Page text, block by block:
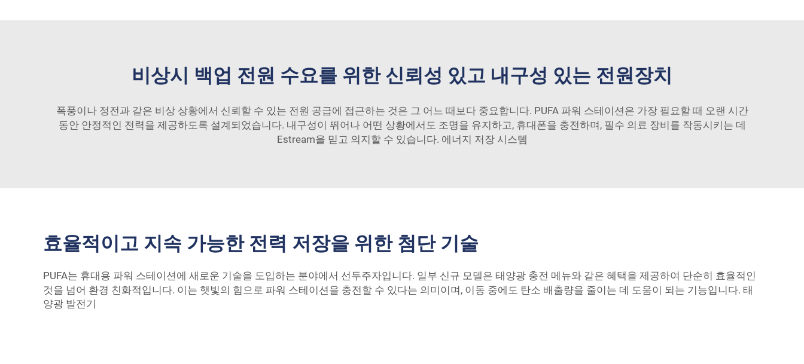
비상시 백업 전원 수요를 위한 신뢰성 있고 내구성 있는 전원장치
폭풍이나 정전과 같은 비상 상황에서 신뢰할 수 있는 전원 공급에 접근하는 것은 그 어느 때보다 중요합니다. PUFA 파워 스테이션은 가장 필요할 때 오랜 시간
동안 안정적인 전력을 제공하도록 설계되었습니다. 내구성이 뛰어나 어떤 상황에서도 조명을 유지하고, 휴대폰을 충전하며, 필수 의료 장비를 작동시키는 데
Estream을 믿고 의지할 수 있습니다. 에너지 저장 시스템
효율적이고 지속 가능한 전력 저장을 위한 첨단 기술
PUFA는 휴대용 파워 스테이션에 새로운 기술을 도입하는 분야에서 선두주자입니다. 일부 신규 모델은 태양광 충전 메뉴와 같은 혜택을 제공하여 단순히 효율적인
것을 넘어 환경 친화적입니다. 이는 햇빛의 힘으로 파워 스테이션을 충전할 수 있다는 의미이며, 이동 중에도 탄소 배출량을 줄이는 데 도움이 되는 기능입니다. 태
양광 발전기